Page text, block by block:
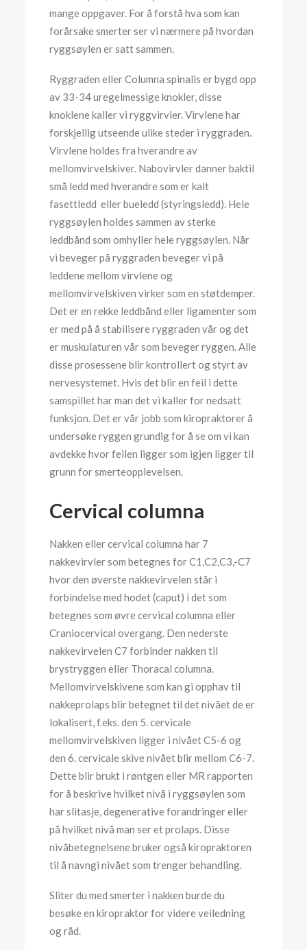
mange oppgaver. For å forstå hva som kan
forårsake smerter ser vi nærmere på hvordan
ryggsøylen er satt sammen.
Ryggraden eller Columna spinalis er bygd opp
av 33-34 uregelmessige knokler, disse
knoklene kaller vi ryggvirvler. Virvlene har
forskjellig utseende ulike steder i ryggraden.
Virvlene holdes fra hverandre av
mellomvirvelskiver. Nabovirvler danner baktil
små ledd med hverandre som er kalt
fasettledd eller bueledd (styringsledd). Hele
ryggsøylen holdes sammen av sterke
leddbånd som omhyller hele ryggsøylen. Når
vi beveger på ryggraden beveger vi på
leddene mellom virvlene og
mellomvirvelskiven virker som en støtdemper.
Det er en rekke leddbånd eller ligamenter som
er med på å stabilisere ryggraden vår og det
er muskulaturen vår som beveger ryggen. Alle
disse prosessene blir kontrollert og styrt av
nervesystemet. Hvis det blir en feil i dette
samspillet har man det vi kaller for nedsatt
funksjon. Det er vår jobb som kiropraktorer å
undersøke ryggen grundig for å se om vi kan
avdekke hvor feilen ligger som igjen ligger til
grunn for smerteopplevelsen.
Cervical columna
Nakken eller cervical columna har 7
nakkevirvler som betegnes for C1,C2,C3,-C7
hvor den øverste nakkevirvelen står i
forbindelse med hodet (caput) i det som
betegnes som øvre cervical columna eller
Craniocervical overgang. Den nederste
nakkevirvelen C7 forbinder nakken til
brystryggen eller Thoracal columna.
Mellomvirvelskivene som kan gi opphav til
nakkeprolaps blir betegnet til det nivået de er
lokalisert, f.eks. den 5. cervicale
mellomvirvelskiven ligger i nivået C5-6 og
den 6. cervicale skive nivået blir mellom C6-7.
Dette blir brukt i røntgen eller MR rapporten
for å beskrive hvilket nivå i ryggsøylen som
har slitasje, degenerative forandringer eller
på hvilket nivå man ser et prolaps. Disse
nivåbetegnelsene bruker også kiropraktoren
til å navngi nivået som trenger behandling.
Sliter du med smerter i nakken burde du
besøke en kiropraktor for videre veiledning
og råd.